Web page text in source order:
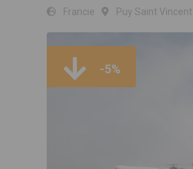
Francie Puy Saint Vincent
-5%